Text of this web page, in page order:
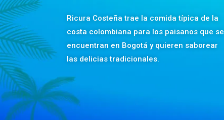
Ricura Costeña trae la comida típica de la
costa colombiana para los paisanos que se
encuentran en Bogotá y quieren saborear
las delicias tradicionales.